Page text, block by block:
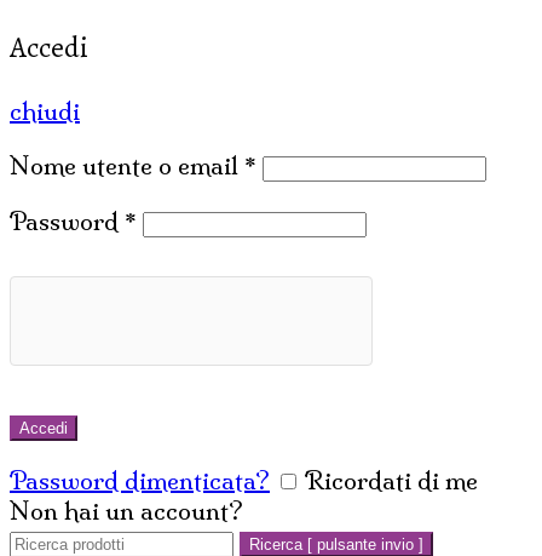
Accedi
chiudi
Nome utente o email *
Password *
Accedi
Password dimenticata?
Ricordati di me
Non hai un account?
Cerca:
Ricerca [ pulsante invio ]